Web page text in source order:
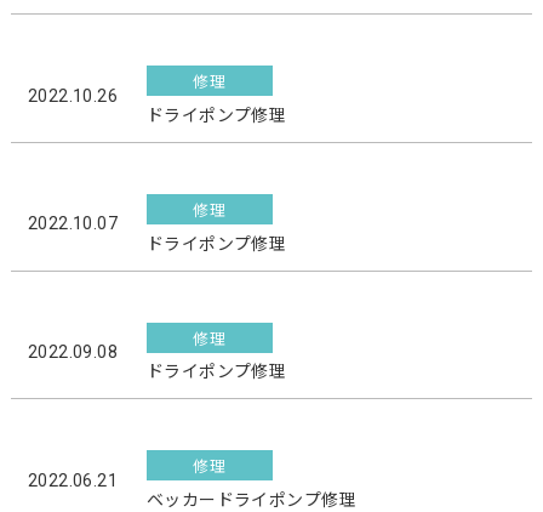
2022.10.26
修理
ドライポンプ修理
2022.10.07
修理
ドライポンプ修理
2022.09.08
修理
ドライポンプ修理
2022.06.21
修理
ベッカードライポンプ修理